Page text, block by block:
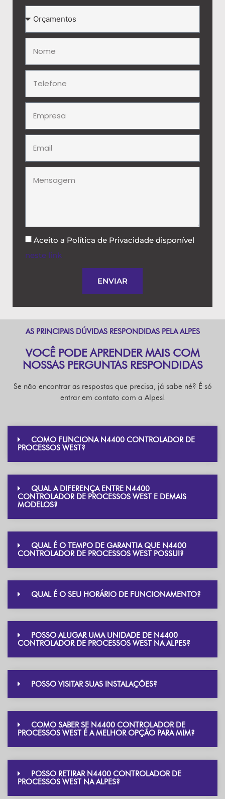
Aceito a Política de Privacidade disponível
neste link
ENVIAR
AS PRINCIPAIS DÚVIDAS RESPONDIDAS PELA ALPES
VOCÊ PODE APRENDER MAIS COM
NOSSAS PERGUNTAS RESPONDIDAS
Se não encontrar as respostas que precisa, já sabe né? É só
entrar em contato com a Alpes!
COMO FUNCIONA N4400 CONTROLADOR DE
PROCESSOS WEST?
QUAL A DIFERENÇA ENTRE N4400
CONTROLADOR DE PROCESSOS WEST E DEMAIS
MODELOS?
QUAL É O TEMPO DE GARANTIA QUE N4400
CONTROLADOR DE PROCESSOS WEST POSSUI?
QUAL É O SEU HORÁRIO DE FUNCIONAMENTO?
POSSO ALUGAR UMA UNIDADE DE N4400
CONTROLADOR DE PROCESSOS WEST NA ALPES?
POSSO VISITAR SUAS INSTALAÇÕES?
COMO SABER SE N4400 CONTROLADOR DE
PROCESSOS WEST É A MELHOR OPÇÃO PARA MIM?
POSSO RETIRAR N4400 CONTROLADOR DE
PROCESSOS WEST NA ALPES?